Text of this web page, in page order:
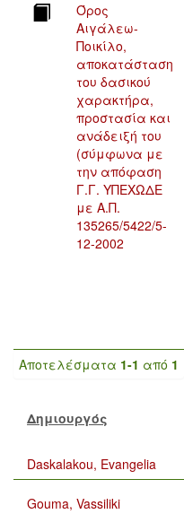
Όρος
Αιγάλεω-
Ποικίλο,
αποκατάσταση
του δασικού
χαρακτήρα,
προστασία και
ανάδειξή του
(σύμφωνα με
την απόφαση
Γ.Γ. ΥΠΕΧΩΔΕ
με Α.Π.
135265/5422/5-
12-2002
Αποτελέσματα 1-1 από 1
Δημιουργός
Daskalakou, Evangelia
Gouma, Vassiliki